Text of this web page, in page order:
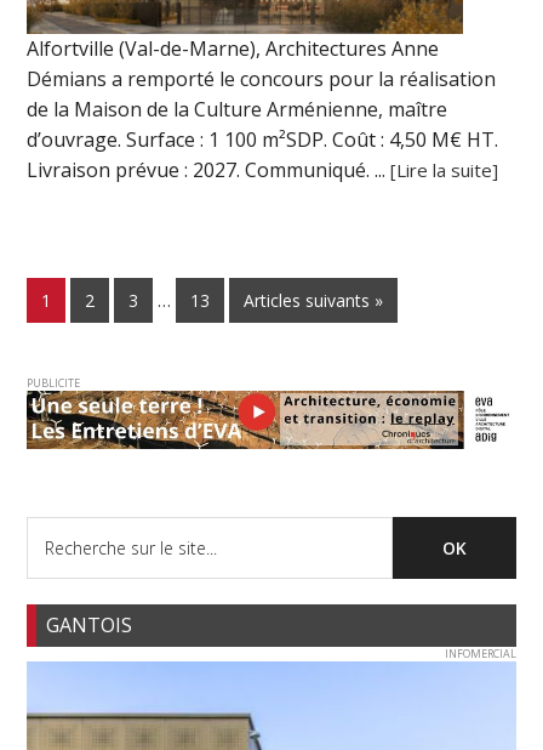
Alfortville (Val-de-Marne), Architectures Anne
Démians a remporté le concours pour la réalisation
de la Maison de la Culture Arménienne, maître
d’ouvrage. Surface : 1 100 m²SDP. Coût : 4,50 M€ HT.
Livraison prévue : 2027. Communiqué. ...[Lire la suite]
1 2 3 … 13 Articles suivants »
PUBLICITE
GANTOIS
INFOMERCIAL